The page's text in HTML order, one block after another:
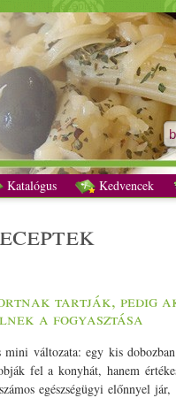
receptek
Katalógus Kedvencek
tartják, pedig
a fogyasztása
mini változata: egy kis
fel a konyhát, hanem
egészségügyi előnnyel